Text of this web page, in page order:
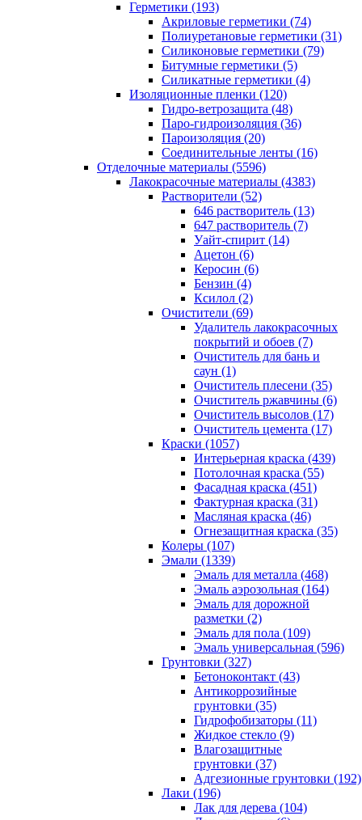
Герметики (193)
Акриловые герметики (74)
Полиуретановые герметики (31)
Силиконовые герметики (79)
Битумные герметики (5)
Силикатные герметики (4)
Изоляционные пленки (120)
Гидро-ветрозащита (48)
Паро-гидроизоляция (36)
Пароизоляция (20)
Соединительные ленты (16)
Отделочные материалы (5596)
Лакокрасочные материалы (4383)
Растворители (52)
646 растворитель (13)
647 растворитель (7)
Уайт-спирит (14)
Ацетон (6)
Керосин (6)
Бензин (4)
Ксилол (2)
Очистители (69)
Удалитель лакокрасочных
покрытий и обоев (7)
Очиститель для бань и
саун (1)
Очиститель плесени (35)
Очиститель ржавчины (6)
Очиститель высолов (17)
Очиститель цемента (17)
Краски (1057)
Интерьерная краска (439)
Потолочная краска (55)
Фасадная краска (451)
Фактурная краска (31)
Масляная краска (46)
Огнезащитная краска (35)
Колеры (107)
Эмали (1339)
Эмаль для металла (468)
Эмаль аэрозольная (164)
Эмаль для дорожной
разметки (2)
Эмаль для пола (109)
Эмаль универсальная (596)
Грунтовки (327)
Бетоноконтакт (43)
Антикоррозийные
грунтовки (35)
Гидрофобизаторы (11)
Жидкое стекло (9)
Влагозащитные
грунтовки (37)
Адгезионные грунтовки (192)
Лаки (196)
Лак для дерева (104)